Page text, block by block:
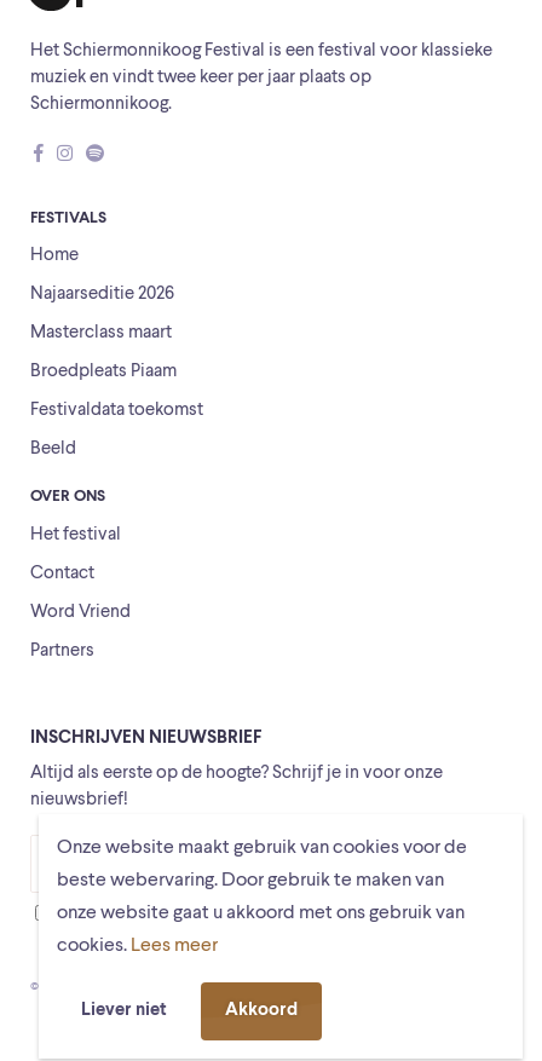
Onze website maakt gebruik van cookies voor de
beste webervaring. Door gebruik te maken van
onze website gaat u akkoord met ons gebruik van
cookies. Lees meer
Liever niet Akkoord
Het Schiermonnikoog Festival is een festival voor klassieke
muziek en vindt twee keer per jaar plaats op
Schiermonnikoog.
FESTIVALS
Home
Najaarseditie 2026
Masterclass maart
Broedpleats Piaam
Festivaldata toekomst
Beeld
OVER ONS
Het festival
Contact
Word Vriend
Partners
INSCHRIJVEN NIEUWSBRIEF
Altijd als eerste op de hoogte? Schrijf je in voor onze
nieuwsbrief!
Ik ga ermee akkoord dat mijn gegevens worden opgeslagen
© Schiermonnikoogfestival 2026 Voorwaarden